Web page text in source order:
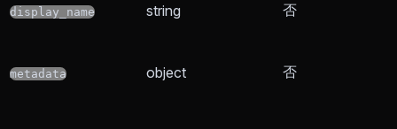
display_name string 否
metadata object 否